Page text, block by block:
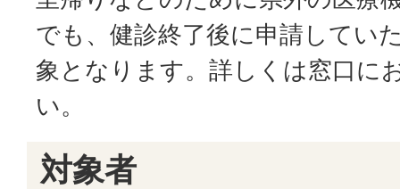
でも、健診終了後に申請してい
象となります。詳しくは窓口に
い。
対象者